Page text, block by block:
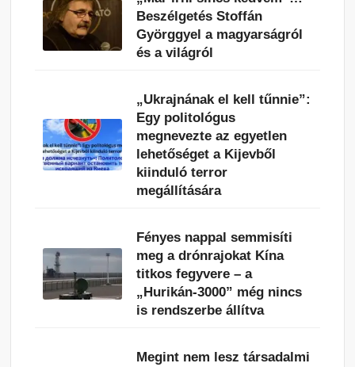
Beszélgetés Stoffán
Györggyel a magyarságról
és a világról
„Ukrajnának el kell tűnnie”:
Egy politológus
megnevezte az egyetlen
lehetőséget a Kijevből
kiinduló terror
megállítására
Fényes nappal semmisíti
meg a drónrajokat Kína
titkos fegyvere – a
„Hurikán-3000” még nincs
is rendszerbe állítva
Megint nem lesz társadalmi